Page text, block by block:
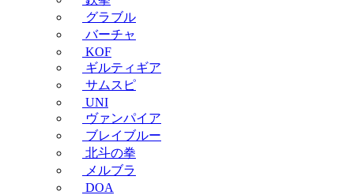
グラブル
バーチャ
KOF
ギルティギア
サムスピ
UNI
ヴァンパイア
ブレイブルー
北斗の拳
メルブラ
DOA